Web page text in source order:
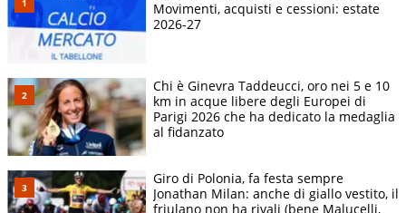
Movimenti, acquisti e cessioni: estate
2026-27
Chi è Ginevra Taddeucci, oro nei 5 e 10
km in acque libere degli Europei di
Parigi 2026 che ha dedicato la medaglia
al fidanzato
Giro di Polonia, fa festa sempre
Jonathan Milan: anche di giallo vestito, il
friulano non ha rivali (bene Malucelli,